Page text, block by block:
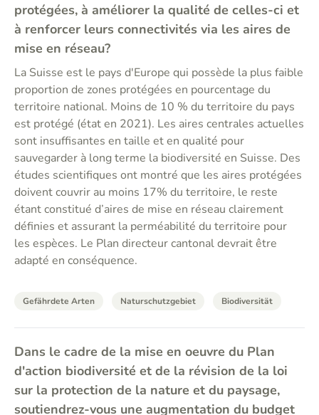
protégées, à améliorer la qualité de celles-ci et
à renforcer leurs connectivités via les aires de
mise en réseau?
La Suisse est le pays d'Europe qui possède la plus faible
proportion de zones protégées en pourcentage du
territoire national. Moins de 10 % du territoire du pays
est protégé (état en 2021). Les aires centrales actuelles
sont insuffisantes en taille et en qualité pour
sauvegarder à long terme la biodiversité en Suisse. Des
études scientifiques ont montré que les aires protégées
doivent couvrir au moins 17% du territoire, le reste
étant constitué d’aires de mise en réseau clairement
définies et assurant la perméabilité du territoire pour
les espèces. Le Plan directeur cantonal devrait être
adapté en conséquence.
Gefährdete Arten Naturschutzgebiet Biodiversität
Dans le cadre de la mise en oeuvre du Plan
d'action biodiversité et de la révision de la loi
sur la protection de la nature et du paysage,
soutiendrez-vous une augmentation du budget